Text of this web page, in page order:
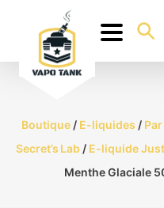
Boutique / E-liquides /
Secret’s Lab/ E-liquide
Menthe Glaciale